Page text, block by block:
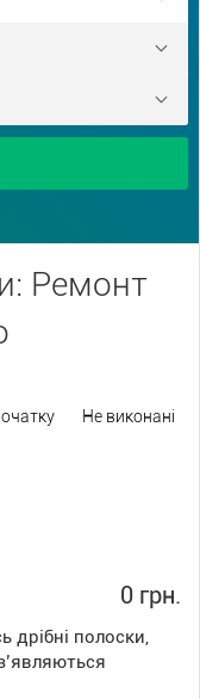
Ремонт
Не виконані
0 грн.
дрібні полоски,